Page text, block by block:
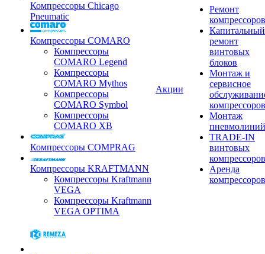
Компрессоры Chicago
Pneumatic
Компрессоры COMARO
Компрессоры
COMARO Legend
Компрессоры
COMARO Mythos
Компрессоры
COMARO Symbol
Компрессоры
COMARO XB
Компрессоры COMPRAG
Компрессоры KRAFTMANN
Компрессоры Kraftmann
VEGA
Компрессоры Kraftmann
VEGA OPTIMA
Акции
Ремонт
компрессоров
Капитальный
ремонт
винтовых
блоков
Монтаж и
сервисное
компрессоров
Монтаж
пневмолиний
TRADE-IN
винтовых
компрессоров
Аренда
компрессоров